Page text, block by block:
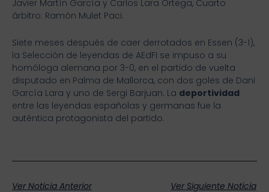
Javier Martín García y Carlos Lara Ortega, Cuarto
árbitro: Ramón Mulet Paci.
Siete meses después de caer derrotados en Essen (3-1),
la Selección de leyendas de AEdFI se impuso a su
homóloga alemana por 3-0, en el partido de vuelta
disputado en Palma de Mallorca, con dos goles de Dani
García Lara y uno de Sergi Barjuan. La deportividad
entre las leyendas españolas y germanas fue la
auténtica protagonista del partido.
Ver Noticia Anterior Ver Siguiente Noticia